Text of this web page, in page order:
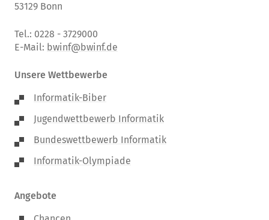
53129 Bonn
Tel.: 0228 - 3729000
E-Mail: bwinf@bwinf.de
Unsere Wettbewerbe
Informatik-Biber
Jugendwettbewerb Informatik
Bundeswettbewerb Informatik
Informatik-Olympiade
Angebote